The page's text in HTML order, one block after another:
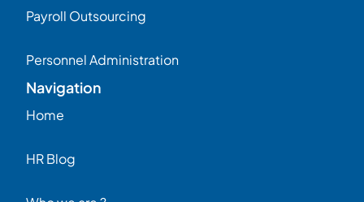
Payroll Outsourcing
Personnel Administration
Navigation
Home
HR Blog